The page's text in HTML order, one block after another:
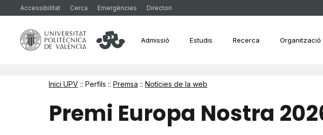
Accessibilitat Cerca Emergències Directori
Admissió Estudis Recerca Organització
Inici UPV :: Perfils :: Premsa :: Notícies de la web
Premi Europa Nostra